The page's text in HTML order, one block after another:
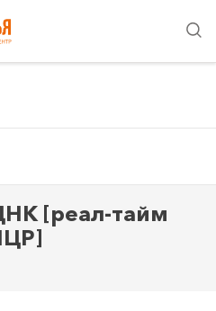
[реал‑тайм